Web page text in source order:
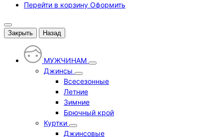
Перейти в корзину Оформить
Закрыть Назад
МУЖЧИНАМ
Джинсы
Всесезонные
Летние
Зимние
Брючный крой
Куртки
Джинсовые